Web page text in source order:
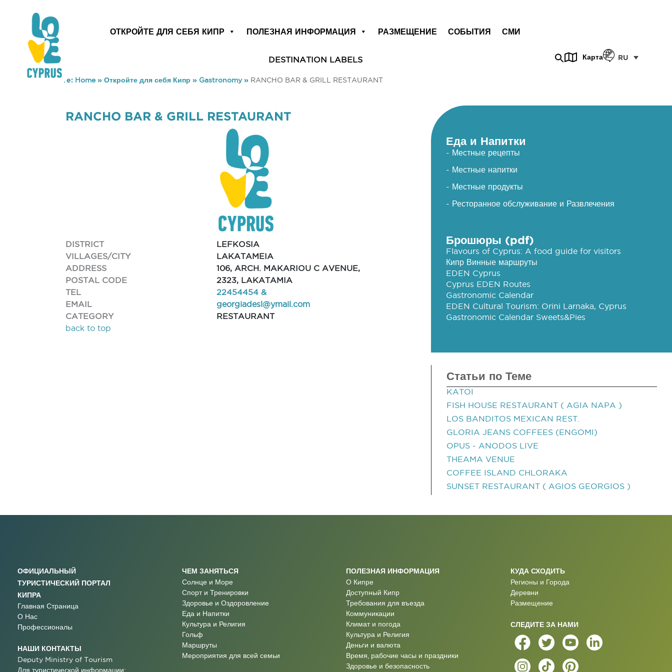
ОТКРОЙТЕ ДЛЯ СЕБЯ КИПР ПОЛЕЗНАЯ ИНФОРМАЦИЯ РАЗМЕЩЕНИЕ СОБЫТИЯ СМИ
DESTINATION LABELS Карта RU
You are here: Home» Откройте для себя Кипр » Gastronomy» RANCHO BAR & GRILL RESTAURANT
RANCHO BAR & GRILL RESTAURANT
DISTRICT
LEFKOSIA
VILLAGES/CITY
LAKATAMEIA
ADDRESS
106, ARCH. MAKARIOU C AVENUE,
POSTAL CODE
2323, LAKATAMIA
TEL
22454454 &
EMAIL
georgiadesl@ymail.com
CATEGORY
RESTAURANT
back to top
Еда и Напитки
- Местные рецепты
- Местные напитки
- Местные продукты
- Ресторанное обслуживание и Развлечения
Брошюры (pdf)
Flavours of Cyprus: A food guide for visitors
Кипр Винные маршруты
EDEN Cyprus
Cyprus EDEN Routes
Gastronomic Calendar
EDEN Cultural Tourism: Orini Larnaka, Cyprus
Gastronomic Calendar Sweets&Pies
Статьи по Теме
KATOI
FISH HOUSE RESTAURANT ( AGIA NAPA )
LOS BANDITOS MEXICAN REST.
GLORIA JEANS COFFEES (ENGOMI)
OPUS - ANODOS LIVE
THEAMA VENUE
COFFEE ISLAND CHLORAKA
SUNSET RESTAURANT ( AGIOS GEORGIOS )
ОФИЦИАЛЬНЫЙ
ТУРИСТИЧЕСКИЙ ПОРТАЛ
КИПРА
Главная Страница
О Нас
Профессионалы
НАШИ КОНТАКТЫ
Deputy Ministry of Tourism
Для туристической информации:
ЧЕМ ЗАНЯТЬСЯ
Солнце и Море
Спорт и Тренировки
Здоровье и Оздоровление
Еда и Напитки
Культура и Религия
Гольф
Маршруты
Мероприятия для всей семьи
ПОЛЕЗНАЯ ИНФОРМАЦИЯ
О Кипре
Доступный Кипр
Требования для въезда
Коммуникации
Климат и погода
Культура и Религия
Деньги и валюта
Время, рабочие часы и праздники
Здоровье и безопасность
КУДА СХОДИТЬ
Регионы и Города
Деревни
Размещение
СЛЕДИТЕ ЗА НАМИ